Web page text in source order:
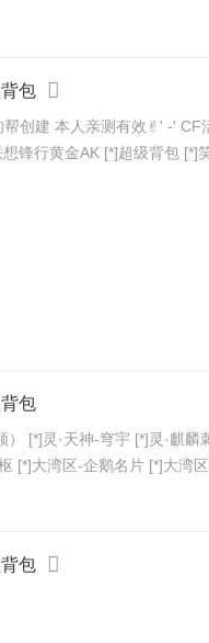
包
（全新VVIP武器免费领） [*]灵·天神-穹宇 [*]灵·麒
锋行黄金AK [*]超级背包 [*]
包
[*]大湾区-企鹅名片 [*]大湾
包